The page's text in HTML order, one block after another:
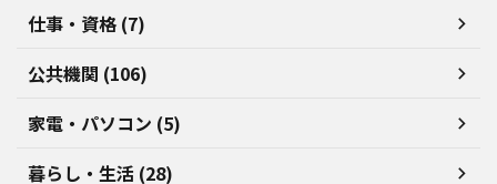
仕事・資格 (7)
公共機関 (106)
家電・パソコン (5)
暮らし・生活 (28)